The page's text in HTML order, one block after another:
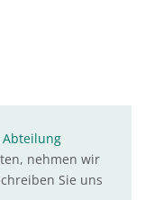
Abteilung
nehmen wir
Sie uns